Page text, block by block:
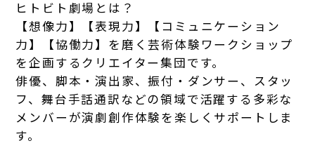
ヒトビト劇場とは？
【想像力】【表現力】【コミュニケーション
力】【協働力】を磨く芸術体験ワークショップ
を企画するクリエイター集団です。
俳優、脚本・演出家、振付・ダンサー、スタッ
フ、舞台手話通訳などの領域で活躍する多彩な
メンバーが演劇創作体験を楽しくサポートしま
す。